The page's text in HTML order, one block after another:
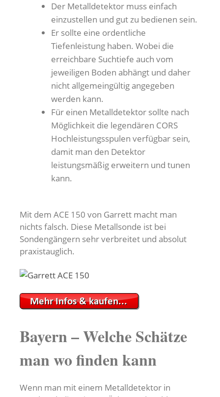
Der Metalldetektor muss einfach
einzustellen und gut zu bedienen sein.
Er sollte eine ordentliche
Tiefenleistung haben. Wobei die
erreichbare Suchtiefe auch vom
jeweiligen Boden abhängt und daher
nicht allgemeingültig angegeben
werden kann.
Für einen Metalldetektor sollte nach
Möglichkeit die legendären CORS
Hochleistungsspulen verfügbar sein,
damit man den Detektor
leistungsmäßig erweitern und tunen
kann.
Mit dem ACE 150 von Garrett macht man
nichts falsch. Diese Metallsonde ist bei
Sondengängern sehr verbreitet und absolut
praxistauglich.
Bayern – Welche Schätze
man wo finden kann
Wenn man mit einem Metalldetektor in